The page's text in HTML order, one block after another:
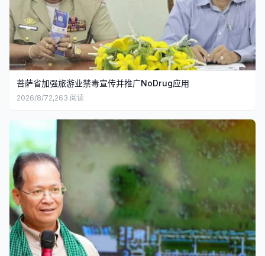
菩萨省加强旅游业禁毒宣传并推广NoDrug应用
2026/8/72,263 阅读